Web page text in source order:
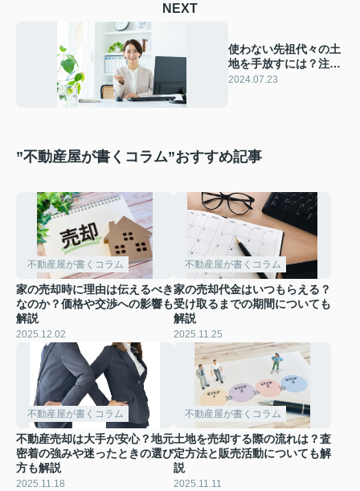
NEXT
使わない先祖代々の土
地を手放すには？注意
点をご紹介
2024.07.23
”不動産屋が書くコラム”おすすめ記事
不動産屋が書くコラム
家の売却時に理由は伝えるべき
なのか？価格や交渉への影響も
解説
2025.12.02
不動産屋が書くコラム
家の売却代金はいつもらえる？
受け取るまでの期間についても
解説
2025.11.25
不動産屋が書くコラム
不動産売却は大手が安心？地元
密着の強みや迷ったときの選び
方も解説
2025.11.18
不動産屋が書くコラム
土地を売却する際の流れは？査
定方法と販売活動についても解
説
2025.11.11